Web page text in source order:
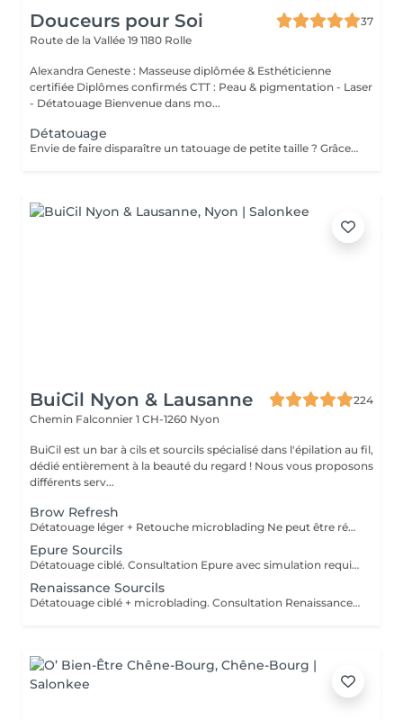
Douceurs pour Soi
37
Route de la Vallée 19 1180 Rolle
Alexandra Geneste : Masseuse diplômée & Esthéticienne
certifiée Diplômes confirmés CTT : Peau & pigmentation - Laser
- Détatouage Bienvenue dans mo...
Détatouage
Envie de faire disparaître un tatouage de petite taille ? Grâce à la technologie avancée du Nano Pico Laser, nous proposons un détatouage efficace et précis pour les tatouages de moins de 5 cm. Ce procédé de haute précision cible les pigments en profondeur tout en respectant votre peau, assurant un détatouage rapide, moins douloureux, et avec une récupération plus rapide.
BuiCil Nyon & Lausanne
224
Chemin Falconnier 1 CH-1260 Nyon
BuiCil est un bar à cils et sourcils spécialisé dans l'épilation au fil,
dédié entièrement à la beauté du regard ! Nous vous proposons
différents serv...
Brow Refresh
Détatouage léger + Retouche microblading Ne peut être réservé que directement au salon ou par whatsApp au +41 78 201 01 79.
Epure Sourcils
Détatouage ciblé. Consultation Epure avec simulation requise.
Renaissance Sourcils
Détatouage ciblé + microblading. Consultation Renaissance avec simulation requise.